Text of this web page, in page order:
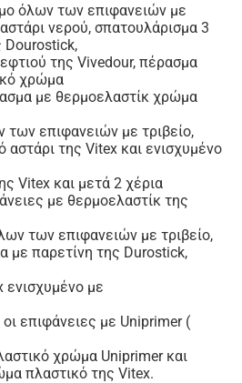
όλων των επιφανειών με
νερού, σπατουλάρισμα 3
Dourostick,
της Vivedour, πέρασμα
χρώμα
με θερμοελαστίκ χρώμα
των επιφανειών με τριβείο,
της Vitex και ενισχυμένο
Vitex και μετά 2 χέρια
με θερμοελαστίκ της
των επιφανειών με τριβείο,
με παρετίνη της Durostick,
ενισχυμένο με
επιφάνειες με Uniprimer (
χρώμα Uniprimer και
πλαστικό της Vitex.